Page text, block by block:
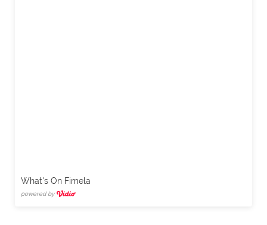
What's On Fimela
powered by